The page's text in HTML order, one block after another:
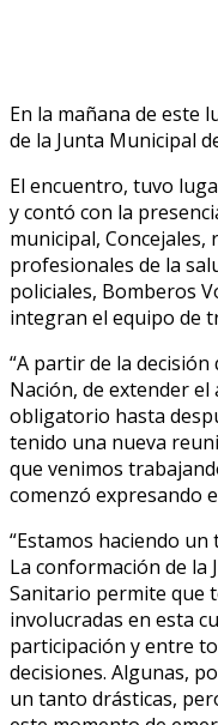
En la mañana de este
de la Junta Municipal
El encuentro, tuvo
y contó con la
municipal, Concejales,
profesionales de la
policiales, Bomberos
integran el equipo de
“A partir de la
Nación, de extender
obligatorio hasta
tenido una nueva
que venimos
comenzó expresando
“Estamos haciendo
La conformación de la
Sanitario permite que
involucradas en esta
participación y entre
decisiones. Algunas,
un tanto drásticas,